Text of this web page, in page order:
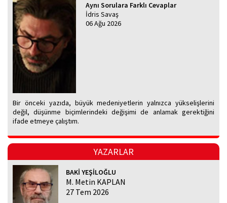
Aynı Sorulara Farklı Cevaplar
İdris Savaş
06 Ağu 2026
Bir önceki yazıda, büyük medeniyetlerin yalnızca yükselişlerini
değil, düşünme biçimlerindeki değişimi de anlamak gerektiğini
ifade etmeye çalıştım.
YAZARLAR
BAKİ YEŞİLOĞLU
M. Metin KAPLAN
27 Tem 2026